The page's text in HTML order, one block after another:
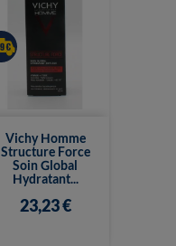
Vichy Homme
Structure Force
Soin Global
Hydratant...
23,23 €